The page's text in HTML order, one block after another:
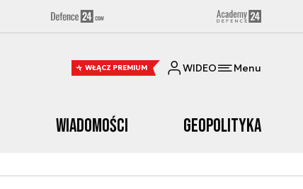
WŁĄCZ PREMIUM WIDEO Menu
Wiadomości Geopolityka